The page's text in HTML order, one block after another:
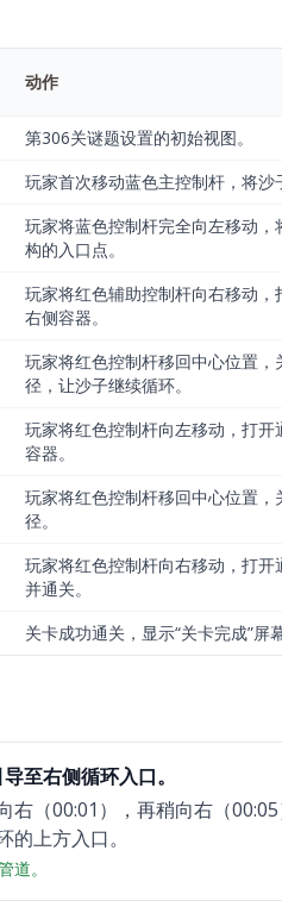
动作
第306关谜题设置的初始视图。
玩家首次移动蓝色主控制杆，将沙
玩家将蓝色控制杆完全向左移动
构的入口点。
玩家将红色辅助控制杆向右移动
右侧容器。
玩家将红色控制杆移回中心位置，
径，让沙子继续循环。
玩家将红色控制杆向左移动，打
容器。
玩家将红色控制杆移回中心位置，
径。
玩家将红色控制杆向右移动，打
并通关。
关卡成功通关，显示“关卡完成”屏幕
至右侧循环入口。
右（00:01），再稍向右（
上方入口。
道。